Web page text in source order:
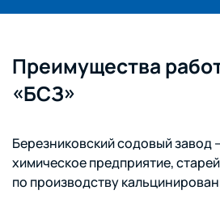
Политики предприятия
Социальная политика
Политика в области охраны
здоровья и безопасности
труда
Преимущества
«БСЗ»
Березниковский содовый завод
химическое предприятие,
по производству